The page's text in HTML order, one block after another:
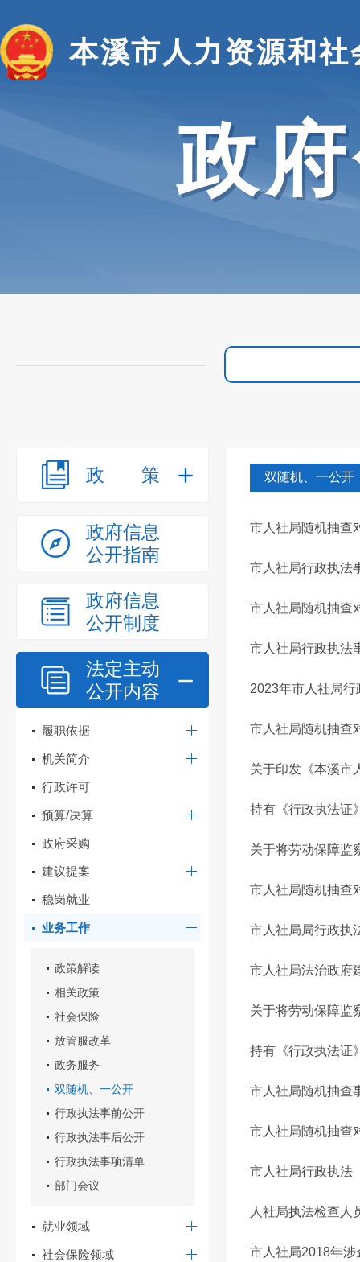
本溪市人力资源和社
政
政策
政府信息
公开指南
政府信息
公开制度
法定主动
公开内容
履职依据
机关简介
行政许可
预算/决算
政府采购
建议提案
稳岗就业
业务工作
政策解读
相关政策
社会保险
放管服改革
政务服务
双随机、一公开
行政执法事前公开
行政执法事后公开
行政执法事项清单
部门会议
就业领域
社会保险领域
双随机、一公开
市人社局随机抽查
市人社局行政执法
市人社局随机抽查
市人社局行政执法
2023年市人社局
市人社局随机抽查
关于印发《本溪市
持有《行政执法证
关于将劳动保障监
市人社局随机抽查
市人社局局行政执
市人社局法治政府
关于将劳动保障监
持有《行政执法证
市人社局随机抽查
市人社局随机抽查
市人社局行政执法
人社局执法检查人
市人社局2018年